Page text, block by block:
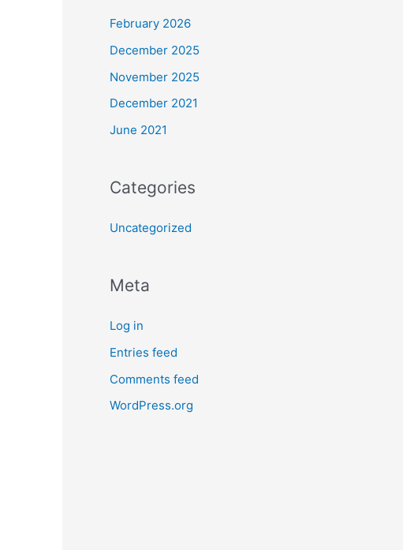
February 2026
December 2025
November 2025
December 2021
June 2021
Categories
Uncategorized
Meta
Log in
Entries feed
Comments feed
WordPress.org